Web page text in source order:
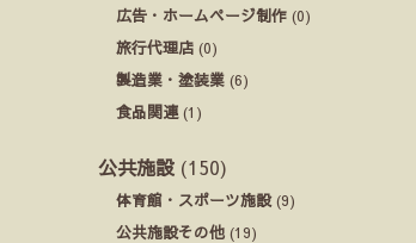
広告・ホームページ制作 (0)
旅行代理店 (0)
製造業・塗装業 (6)
食品関連 (1)
公共施設 (150)
体育館・スポーツ施設(9)
公共施設その他 (19)